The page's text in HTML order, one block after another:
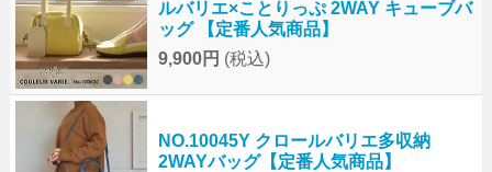
ルバリエ×ことりっぷ 2WAY キューブバ
ッグ 【定番人気商品】
9,900円 (税込)
NO.10045Y クロールバリエ多収納
2WAYバッグ【定番人気商品】